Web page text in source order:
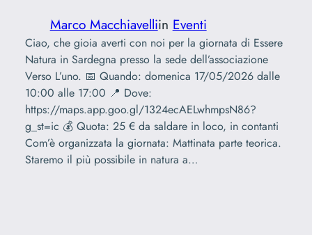
Marco Macchiavelliin Eventi
Ciao, che gioia averti con noi per la giornata di Essere
Natura in Sardegna presso la sede dell’associazione
Verso L’uno. 📅 Quando: domenica 17/05/2026 dalle
10:00 alle 17:00 📍 Dove:
https://maps.app.goo.gl/1324ecAELwhmpsN86?
g_st=ic 💰 Quota: 25 € da saldare in loco, in contanti
Com’è organizzata la giornata: Mattinata parte teorica.
Staremo il più possibile in natura a…